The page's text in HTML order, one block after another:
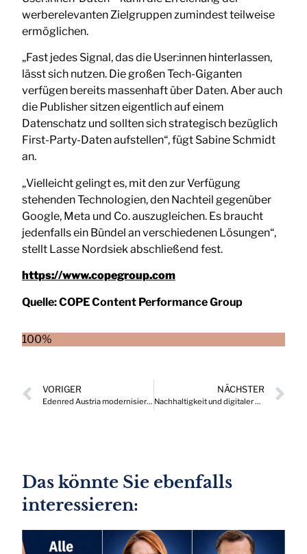
werberelevanten Zielgruppen zumindest teilweise
ermöglichen.
„Fast jedes Signal, das die User:innen hinterlassen,
lässt sich nutzen. Die großen Tech-Giganten
verfügen bereits massenhaft über Daten. Aber auch
die Publisher sitzen eigentlich auf einem
Datenschatz und sollten sich strategisch bezüglich
First-Party-Daten aufstellen“, fügt Sabine Schmidt
an.
„Vielleicht gelingt es, mit den zur Verfügung
stehenden Technologien, den Nachteil gegenüber
Google, Meta und Co. auszugleichen. Es braucht
jedenfalls ein Bündel an verschiedenen Lösungen“,
stellt Lasse Nordsiek abschließend fest.
https://www.copegroup.com
Quelle:COPE Content Performance Group
100%
VORIGER
Edenred Austria modernisiert den Markenauftritt – neuer Look und frischer Wind
NÄCHSTER
Nachhaltigkeit und digitaler Wandel: Was kommt nach Industrie 4.0?
Das könnte Sie ebenfalls
interessieren: